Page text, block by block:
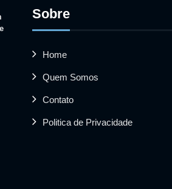
Sobre
Home
Quem Somos
Contato
Politica de Privacidade